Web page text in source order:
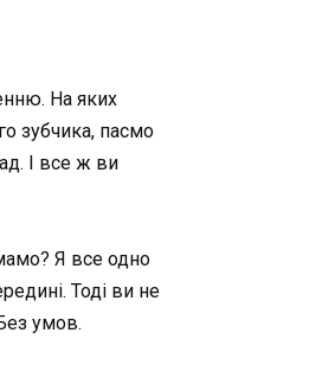
На яких
зубчика, пасмо
І все ж ви
Я все одно
Тоді ви не
умов.